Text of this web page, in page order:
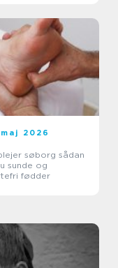
2026
søborg sådan
sunde og
fødder